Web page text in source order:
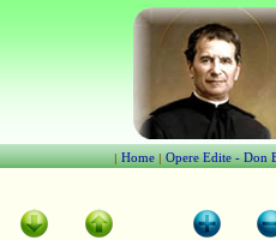
|Home|Opere Edite - Don